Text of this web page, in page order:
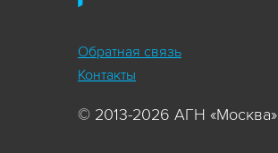
Обратная связь
Контакты
© 2013-2026 АГН «Москва»